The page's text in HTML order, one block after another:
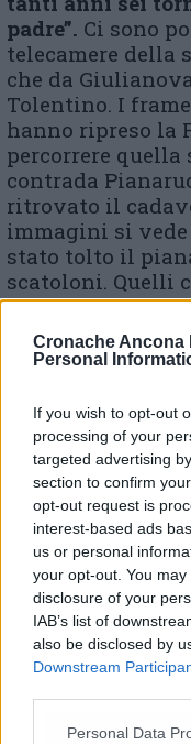
Cronache Ancona
Personal
If you wish to opt-out
processing of your
targeted advertising
section to confirm
opt-out request is
interest-based ads
us or personal
your opt-out. You
disclosure of your
IAB’s list of
also be disclosed by
Downstream
Personal Data
padre”. Ci sono
telecamere della
che da
Tolentino. I
hanno ripreso la
percorrere
contrada
ritrovato il
immagini si
stato tolto il
scatoloni. Quelli
serviti per
pittrice,
spazzatura e
era quello di far
fiume Chienti,
che il cadavere
l’acqua. Un
scattare
il rischio
Pino e Simone
comprarne una
probabilmente
trasportato il
nel richiedere il
diffamazione: